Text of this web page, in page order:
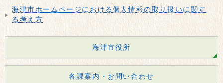
海津市ホームページにおける個人情報の取り扱いに関す
る考え方
海津市役所
各課案内・お問い合わせ